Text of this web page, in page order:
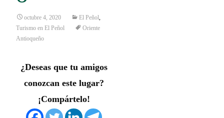
octubre 4, 2020 El Peñol
Turismo en El Peñol
Oriente
Antioqueño
¿Deseas que tu amigos
conozcan este lugar?
¡Compártelo!